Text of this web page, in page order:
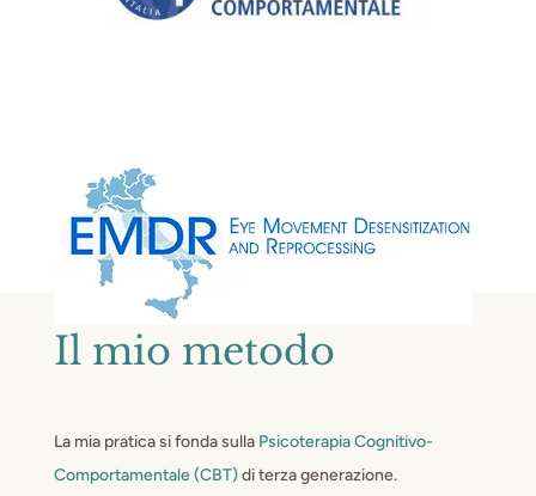
Il mio metodo
La mia pratica si fonda sulla Psicoterapia Cognitivo-
Comportamentale (CBT)di terza generazione.